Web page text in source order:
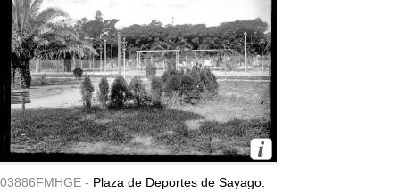
03886FMHGE - Plaza de Deportes de Sayago.